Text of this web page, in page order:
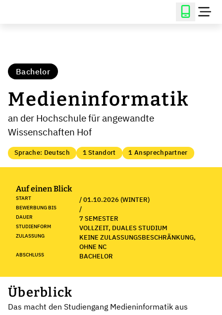
Bachelor
Medieninformatik
an der Hochschule für angewandte
Wissenschaften Hof
Sprache: Deutsch 1 Standort 1 Ansprechpartner
Auf einen Blick
START / 01.10.2026 (WINTER)
BEWERBUNG BIS /
DAUER 7 SEMESTER
STUDIENFORM VOLLZEIT, DUALES STUDIUM
ZULASSUNG
KEINE ZULASSUNGSBESCHRÄNKUNG,
OHNE NC
ABSCHLUSS BACHELOR
Überblick
Das macht den Studiengang Medieninformatik aus